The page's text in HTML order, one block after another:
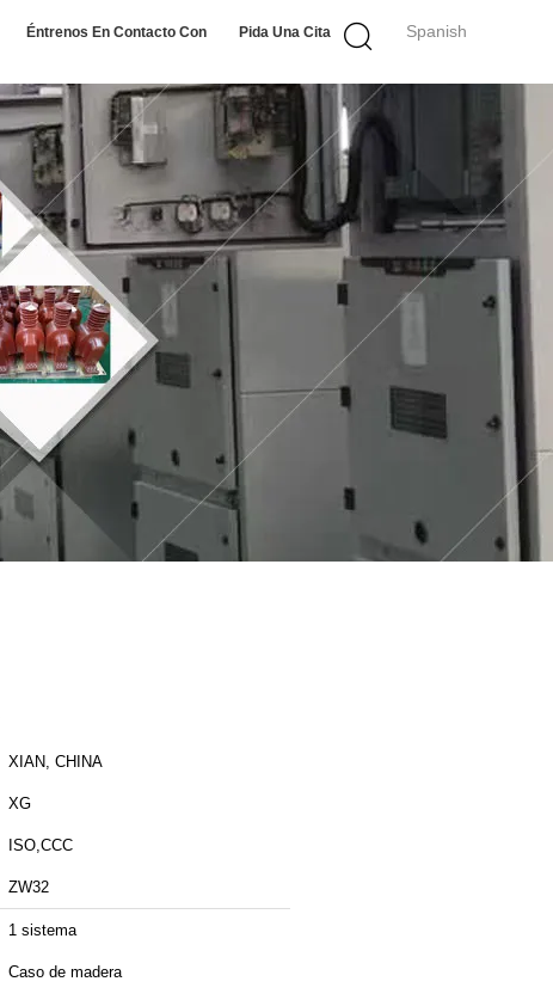
Spanish
Éntrenos En Contacto Con Pida Una Cita
XIAN, CHINA
XG
ISO,CCC
ZW32
1 sistema
Caso de madera